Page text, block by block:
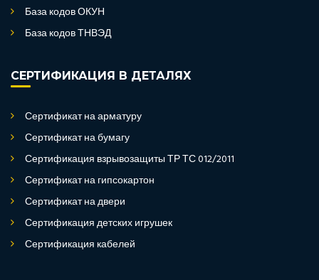
База кодов ОКУН
База кодов ТНВЭД
СЕРТИФИКАЦИЯ В ДЕТАЛЯХ
Сертификат на арматуру
Сертификат на бумагу
Сертификация взрывозащиты ТР ТС 012/2011
Сертификат на гипсокартон
Сертификат на двери
Сертификация детских игрушек
Сертификация кабелей